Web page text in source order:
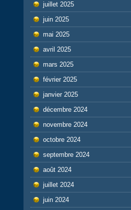
juillet 2025
juin 2025
mai 2025
avril 2025
mars 2025
février 2025
janvier 2025
décembre 2024
novembre 2024
octobre 2024
septembre 2024
août 2024
juillet 2024
juin 2024